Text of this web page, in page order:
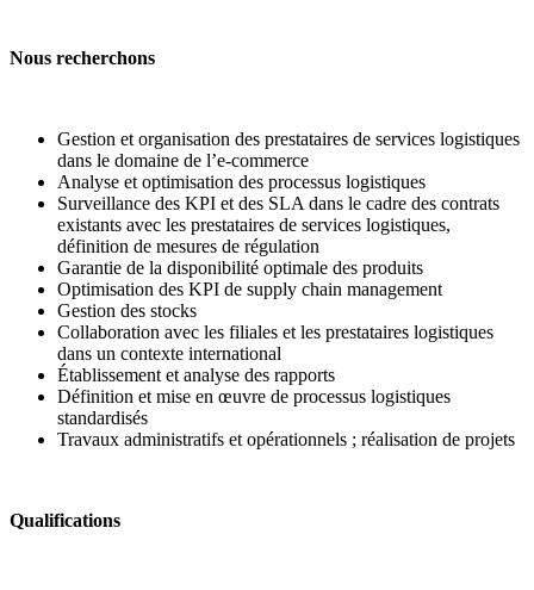
Nous recherchons
Gestion et organisation des prestataires de services logistiques
dans le domaine de l’e-commerce
Analyse et optimisation des processus logistiques
Surveillance des KPI et des SLA dans le cadre des contrats
existants avec les prestataires de services logistiques,
définition de mesures de régulation
Garantie de la disponibilité optimale des produits
Optimisation des KPI de supply chain management
Gestion des stocks
Collaboration avec les filiales et les prestataires logistiques
dans un contexte international
Établissement et analyse des rapports
Définition et mise en œuvre de processus logistiques
standardisés
Travaux administratifs et opérationnels ; réalisation de projets
Qualifications